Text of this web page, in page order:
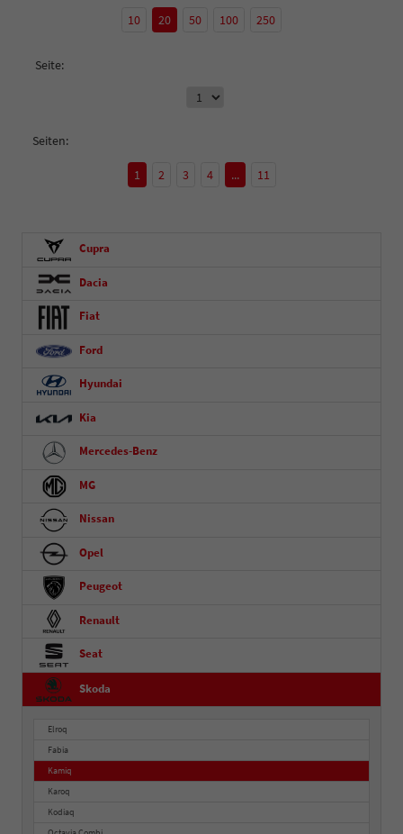
10 20 50 100 250
Seite:
Seiten:
1 2 3 4 ... 11
Cupra
Dacia
Fiat
Ford
Hyundai
Kia
Mercedes-Benz
MG
Nissan
Opel
Peugeot
Renault
Seat
Skoda
Elroq
Fabia
Kamiq
Karoq
Kodiaq